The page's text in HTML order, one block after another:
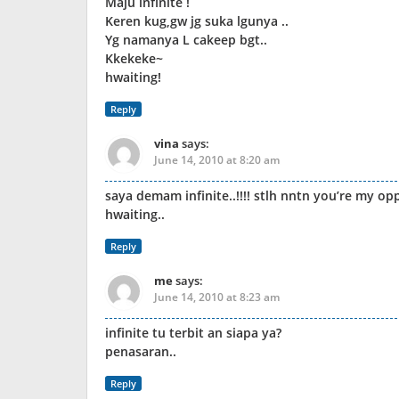
Keren kug,gw jg suka lgunya ..
Yg namanya L cakeep bgt..
Kkekeke~
hwaiting!
Reply
vina says:
June 14, 2010 at 8:20 am
saya demam infinite..!!!! stlh nntn you’re my
hwaiting..
Reply
mesays:
June 14, 2010 at 8:23 am
infinite tu terbit an siapa ya?
penasaran..
Reply